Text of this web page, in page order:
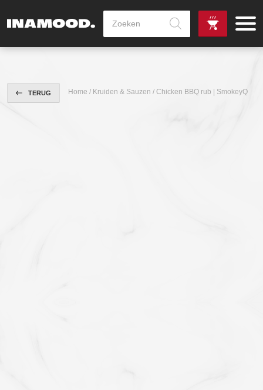
mogelijk
TERUG Home / Kruiden & Sauzen / Chicken BBQ rub | SmokeyQ